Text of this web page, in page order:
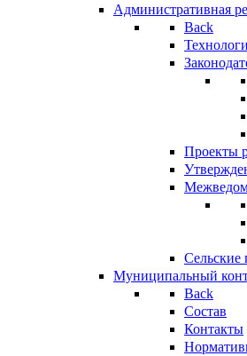
Административная
Back
Проекты
Сельские
Муниципальный
Back
Состав
Контакты